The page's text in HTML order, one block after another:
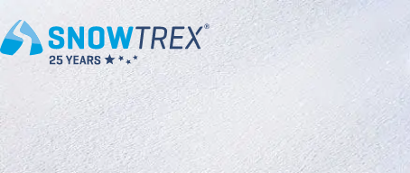
Abonnieren Sie unseren Newsletter und erfahren Sie als Erster